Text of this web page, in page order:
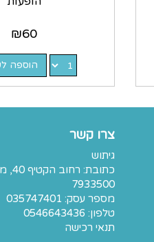
₪60
הוספה
צרו קשר
גיתוש
7933500
מספר עסק: 035747401
טלפון: 0546643436
תנאי רכישה